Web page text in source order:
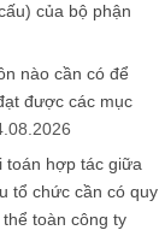
của bộ phận
nào cần có để
được các mục
toán hợp tác giữa
tổ chức cần có quy
toàn công ty